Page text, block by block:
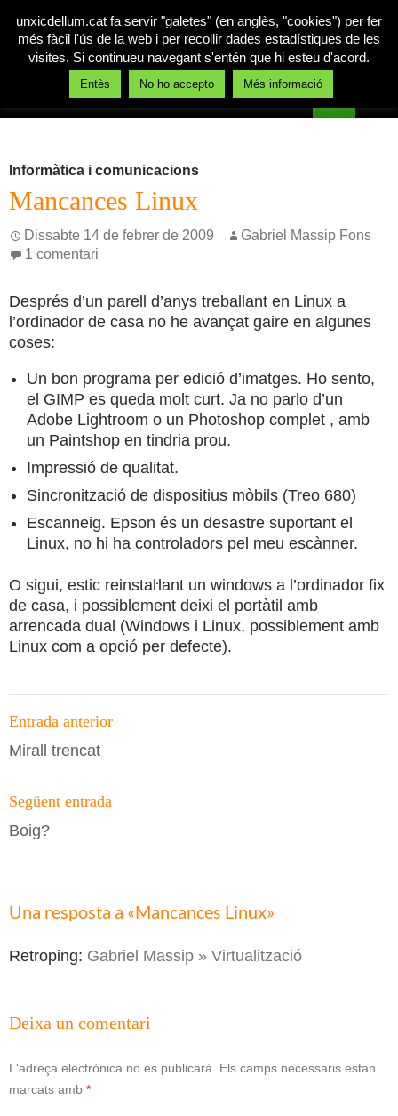
Un xic de llum
Informàtica i comunicacions
Mancances Linux
Dissabte 14 de febrer de 2009
Gabriel Massip Fons
1 comentari
Després d’un parell d’anys treballant en Linux a
l’ordinador de casa no he avançat gaire en algunes
coses:
Un bon programa per edició d’imatges. Ho sento,
el GIMP es queda molt curt. Ja no parlo d’un
Adobe Lightroom o un Photoshop complet , amb
un Paintshop en tindria prou.
Impressió de qualitat.
Sincronització de dispositius mòbils (Treo 680)
Escanneig. Epson és un desastre suportant el
Linux, no hi ha controladors pel meu escànner.
O sigui, estic reinstaŀlant un windows a l’ordinador fix
de casa, i possiblement deixi el portàtil amb
arrencada dual (Windows i Linux, possiblement amb
Linux com a opció per defecte).
Navegació
per
les
entrades
Entrada anterior
Mirall trencat
Següent entrada
Boig?
Una resposta a «Mancances Linux»
Retroping: Gabriel Massip » Virtualització
Deixa un comentari
L'adreça electrònica no es publicarà. Els camps necessaris estan
marcats amb *
unxicdellum.cat fa servir "galetes" (en anglès, "cookies") per fer
més fàcil l'ús de la web i per recollir dades estadístiques de les
visites. Si continueu navegant s'entén que hi esteu d'acord.
Entès No ho accepto Més informació